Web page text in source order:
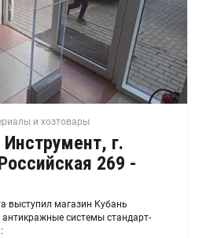
и хозтовары
г.
269 -
выступил магазин Кубань
системы стандарт-